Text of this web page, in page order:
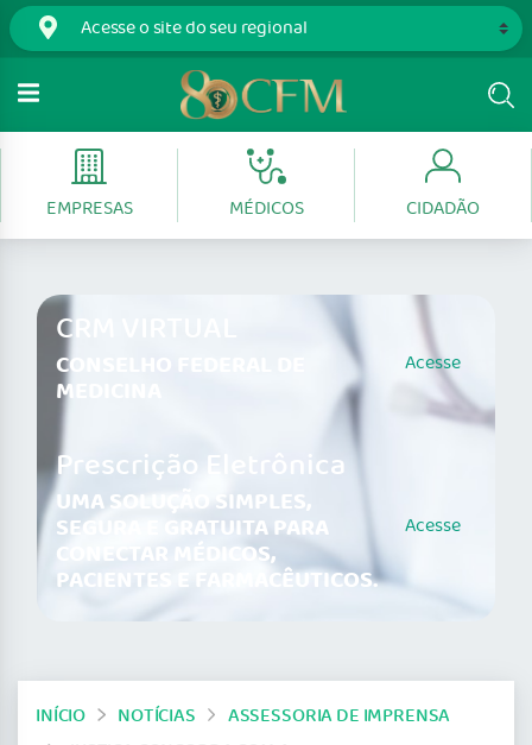
EMPRESAS MÉDICOS CIDADÃO
CRM VIRTUAL
CONSELHO FEDERAL DE
MEDICINA
Acesse
Prescrição Eletrônica
UMA SOLUÇÃO SIMPLES,
SEGURA E GRATUITA PARA
CONECTAR MÉDICOS,
PACIENTES E FARMACÊUTICOS.
Acesse
INÍCIO NOTÍCIAS
ASSESSORIA DE IMPRENSA